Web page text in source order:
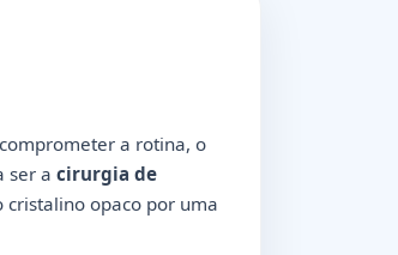
a rotina, o
ser a cirurgia de
cristalino opaco por uma